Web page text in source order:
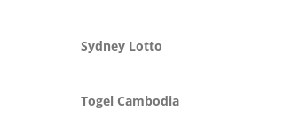
Sydney Lotto
Togel Cambodia